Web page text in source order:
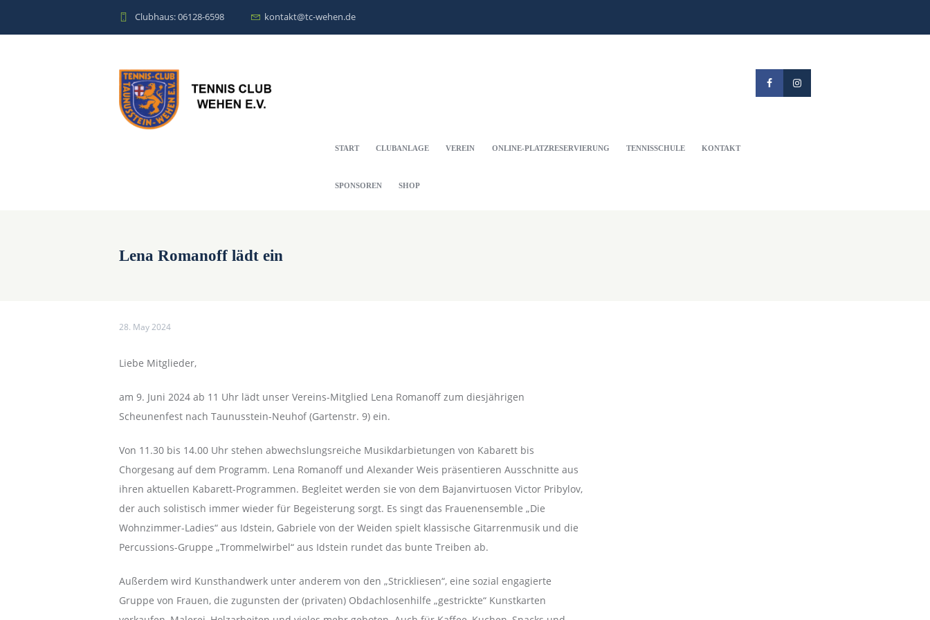
Clubhaus: 06128-6598 kontakt@tc-wehen.de
START CLUBANLAGE VEREIN ONLINE-PLATZRESERVIERUNG TENNISSCHULE KONTAKT
SPONSOREN SHOP
Lena Romanoff lädt ein
28. May 2024
Liebe Mitglieder,
am 9. Juni 2024 ab 11 Uhr lädt unser Vereins-Mitglied Lena Romanoff zum diesjährigen
Scheunenfest nach Taunusstein-Neuhof (Gartenstr. 9) ein.
Von 11.30 bis 14.00 Uhr stehen abwechslungsreiche Musikdarbietungen von Kabarett bis
Chorgesang auf dem Programm. Lena Romanoff und Alexander Weis präsentieren Ausschnitte aus
ihren aktuellen Kabarett-Programmen. Begleitet werden sie von dem Bajanvirtuosen Victor Pribylov,
der auch solistisch immer wieder für Begeisterung sorgt. Es singt das Frauenensemble „Die
Wohnzimmer-Ladies“ aus Idstein, Gabriele von der Weiden spielt klassische Gitarrenmusik und die
Percussions-Gruppe „Trommelwirbel“ aus Idstein rundet das bunte Treiben ab.
Außerdem wird Kunsthandwerk unter anderem von den „Strickliesen“, eine sozial engagierte
Gruppe von Frauen, die zugunsten der (privaten) Obdachlosenhilfe „gestrickte“ Kunstkarten